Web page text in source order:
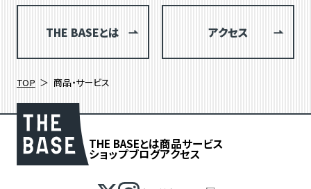
THE BASEとは アクセス
TOP 商品・サービス
THE BASEとは商品サービス
ショップブログアクセス